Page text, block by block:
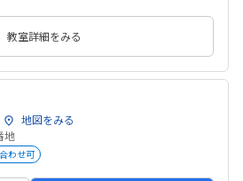
教室詳細をみる
地図をみる
地
わせ可